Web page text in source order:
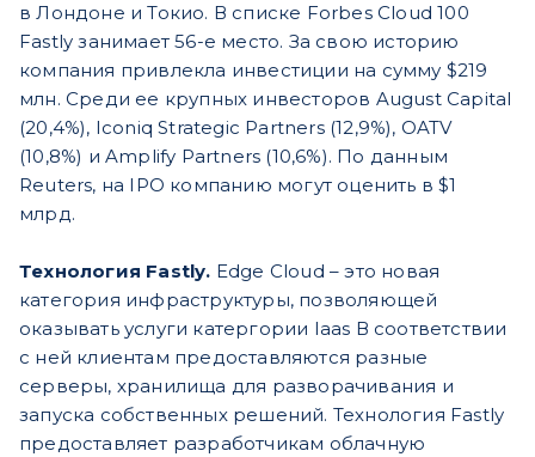
в Лондоне и Токио. В списке Forbes Cloud 100
Fastly занимает 56-е место. За свою историю
компания привлекла инвестиции на сумму $219
млн. Среди ее крупных инвесторов August Capital
(20,4%), Iconiq Strategic Partners (12,9%), OATV
(10,8%) и Amplify Partners (10,6%). По данным
Reuters, на IPO компанию могут оценить в $1
млрд.
Технология Fastly. Edge Cloud – это новая
категория инфраструктуры, позволяющей
оказывать услуги катергории Iaas В соответствии
с ней клиентам предоставляются разные
серверы, хранилища для разворачивания и
запуска собственных решений. Технология Fastly
предоставляет разработчикам облачную